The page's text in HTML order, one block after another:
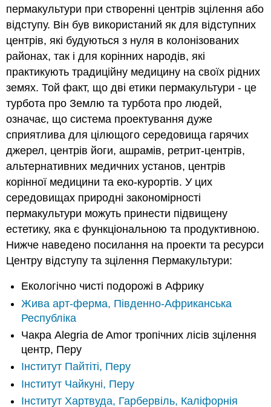
пермакультури при створенні центрів зцілення або
відступу. Він був використаний як для відступних
центрів, які будуються з нуля в колонізованих
районах, так і для корінних народів, які
практикують традиційну медицину на своїх рідних
земях. Той факт, що дві етики пермакультури - це
турбота про Землю та турбота про людей,
означає, що система проектування дуже
сприятлива для цілющого середовища гарячих
джерел, центрів йоги, ашрамів, ретрит-центрів,
альтернативних медичних установ, центрів
корінної медицини та еко-курортів. У цих
середовищах природні закономірності
пермакультури можуть принести підвищену
естетику, яка є функціональною та продуктивною.
Нижче наведено посилання на проекти та ресурси
Центру відступу та зцілення Пермакультури:
Екологічно чисті подорожі в Африку
Жива арт-ферма, Південно-Африканська
Республіка
Чакра Alegria de Amor тропічних лісів зцілення
центр, Перу
Інститут Пайтіті, Перу
Інститут Чайкуні, Перу
Інститут Хартвуда, Гарбервіль, Каліфорнія